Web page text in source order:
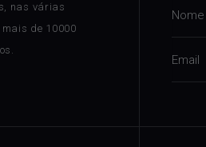
nas várias
de 10000